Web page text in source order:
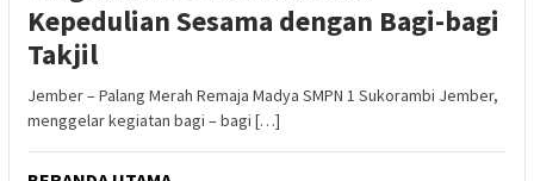
Kepedulian Sesama dengan Bagi-bagi
Takjil
Jember – Palang Merah Remaja Madya SMPN 1 Sukorambi Jember,
menggelar kegiatan bagi – bagi […]